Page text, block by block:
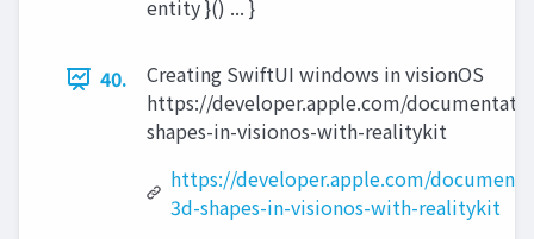
entity }() ... }
40.
Creating SwiftUI windows in visionOS
https://developer.apple.com/
shapes-in-visionos-with-realitykit
https://developer.apple.com/
3d-shapes-in-visionos-with-realitykit